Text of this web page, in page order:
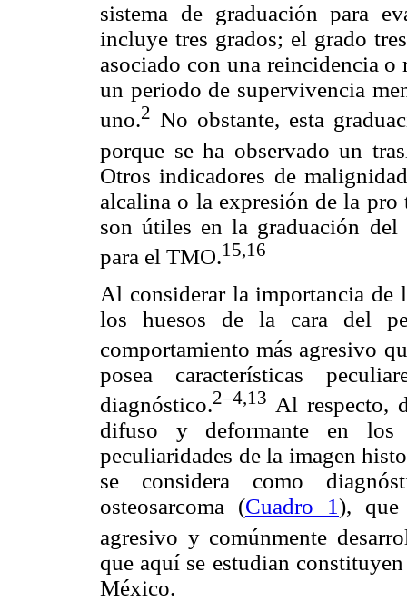
sistema de graduación para
incluye tres grados; el grado
asociado con una reincidencia
un periodo de supervivencia
uno.2 No obstante, esta
porque se ha observado un
Otros indicadores de
alcalina o la expresión de la
son útiles en la graduación del
para el TMO.15,16
Al considerar la importancia de
los huesos de la cara del
comportamiento más agresivo
posea características
diagnóstico.2–4,13 Al respecto,
difuso y deformante en
peculiaridades de la imagen
se considera como
osteosarcoma (Cuadro 1), que
agresivo y comúnmente
que aquí se estudian
México.